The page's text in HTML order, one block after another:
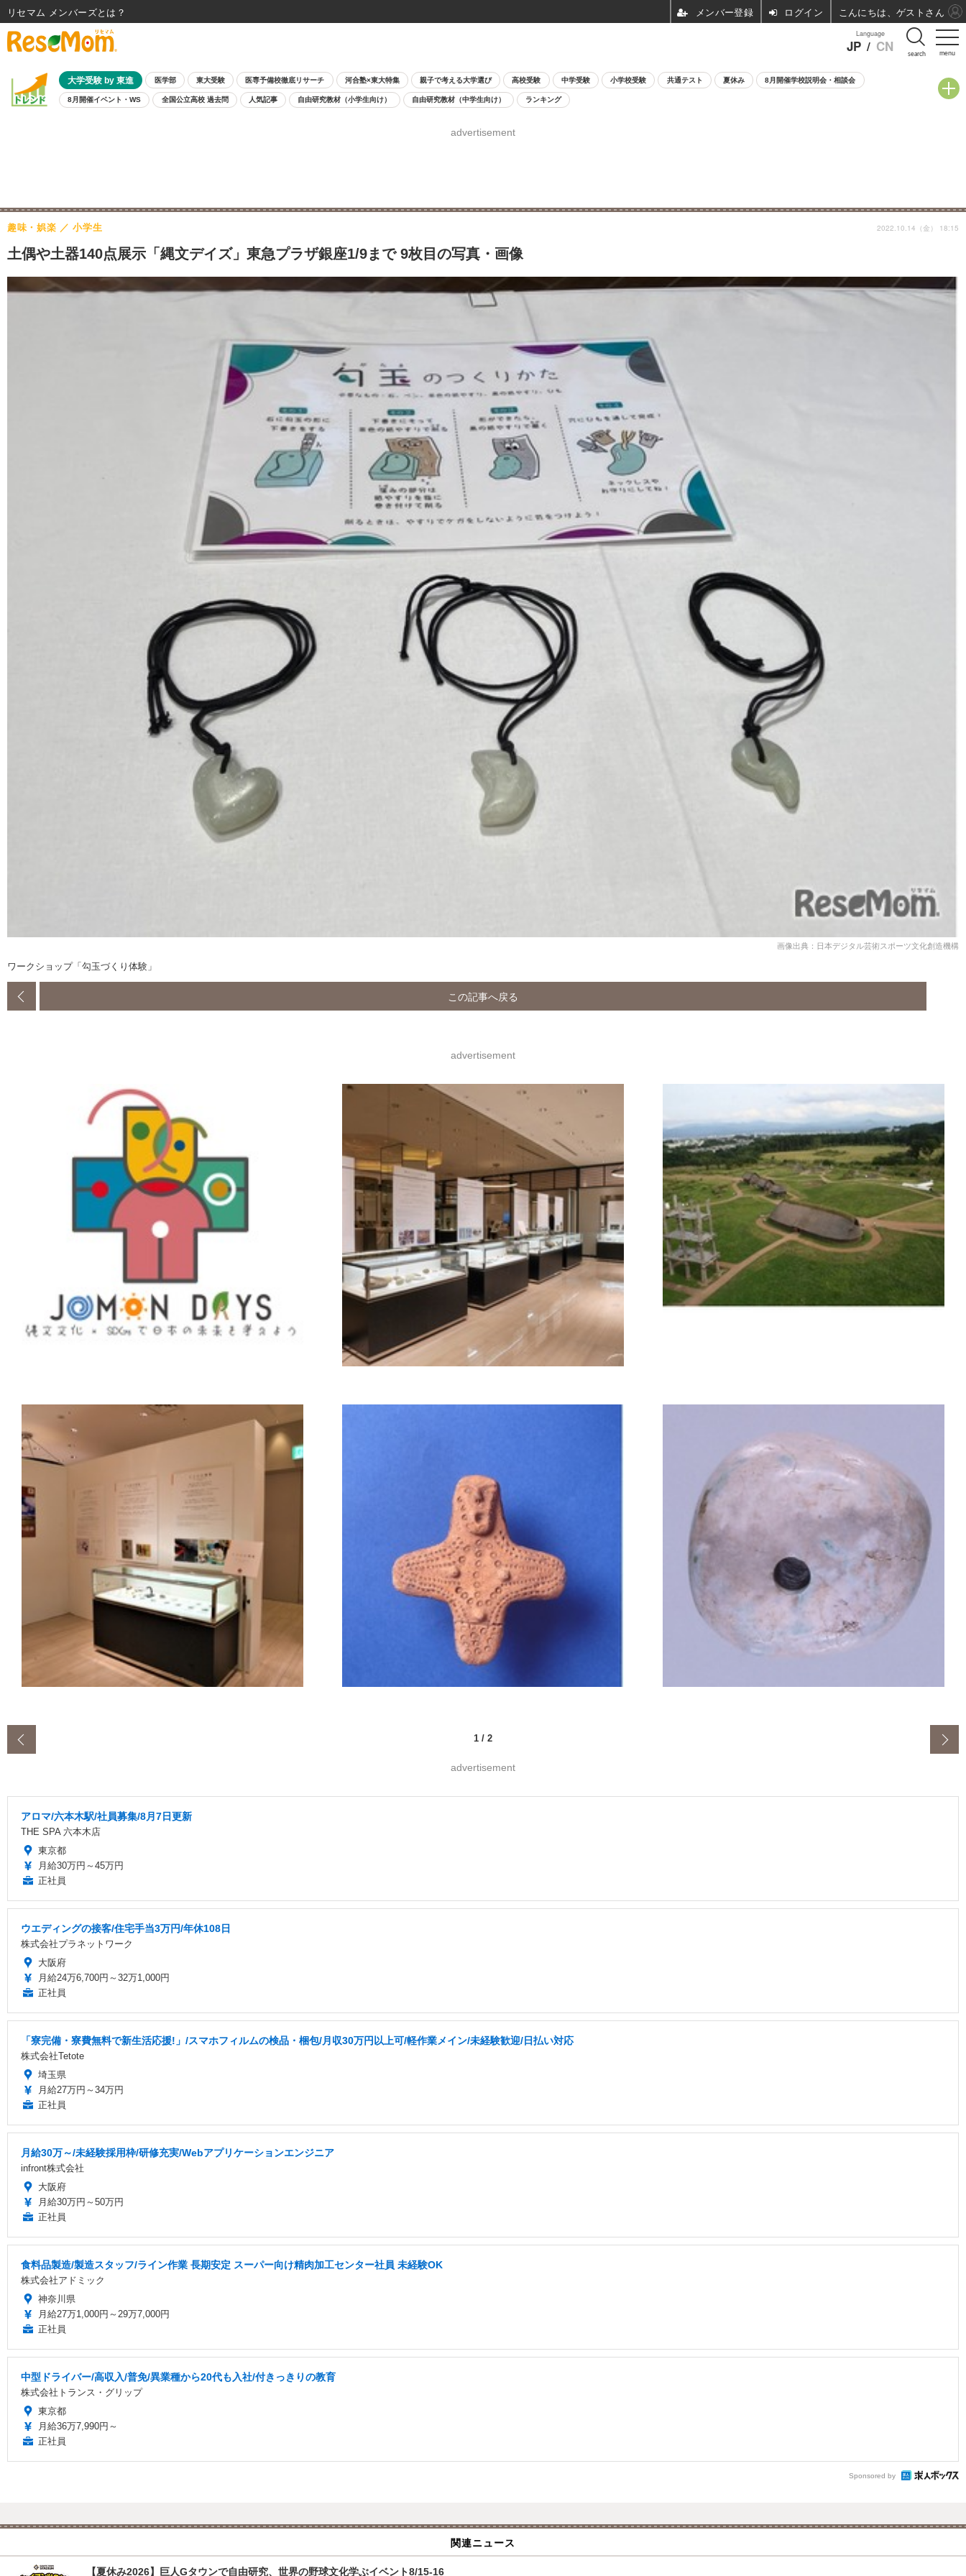
menu
Language
JP / CN search
大学受験 by 東進 医学部 東大受験 医専予備校徹底リサーチ 河合塾×東大特集 親子で考える大学選び 高校受験 中学受験 小学校受験 共通テスト 夏休み 8月開催学校説明会・相談会
8月開催イベント・WS 全国公立高校 過去問 人気記事 自由研究教材（小学生向け） 自由研究教材（中学生向け） ランキング
advertisement
土偶や土器140点展示「縄文デイズ」東急プラザ銀座1/9まで 9枚目の写真・画像
趣味・娯楽 小学生 2022.10.14（金） 18:15
画像出典：日本デジタル芸術スポーツ文化創造機構
ワークショップ「勾玉づくり体験」
この記事へ戻る
advertisement
1 / 2
advertisement
アロマ/六本木駅/社員募集/8月7日更新
THE SPA 六本木店
東京都
月給30万円～45万円
正社員
ウエディングの接客/住宅手当3万円/年休108日
株式会社プラネットワーク
大阪府
月給24万6,700円～32万1,000円
正社員
「寮完備・寮費無料で新生活応援!」/スマホフィルムの検品・梱包/月収30万円以上可/軽作業メイン/未経験歓迎/日払い対応
株式会社Tetote
埼玉県
月給27万円～34万円
正社員
月給30万～/未経験採用枠/研修充実/Webアプリケーションエンジニア
infront株式会社
大阪府
月給30万円～50万円
正社員
食料品製造/製造スタッフ/ライン作業 長期安定 スーパー向け精肉加工センター社員 未経験OK
株式会社アドミック
神奈川県
月給27万1,000円～29万7,000円
正社員
中型ドライバー/高収入/普免/異業種から20代も入社/付きっきりの教育
株式会社トランス・グリップ
東京都
月給36万7,990円～
正社員
Sponsored by
関連ニュース
【夏休み2026】巨人Gタウンで自由研究、世界の野球文化学ぶイベント8/15-16
リセマム メンバーズ ログイン こんにちは、ゲストさん